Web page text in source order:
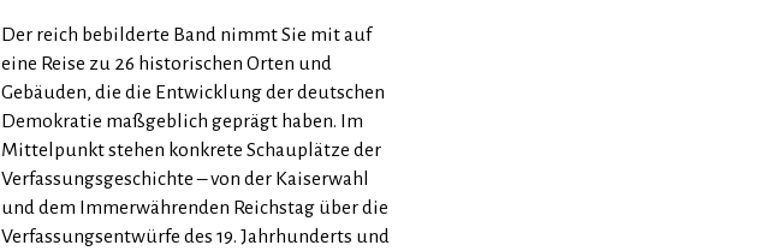
Der reich bebilderte Band nimmt Sie mit auf
eine Reise zu 26 historischen Orten und
Gebäuden, die die Entwicklung der deutschen
Demokratie maßgeblich geprägt haben. Im
Mittelpunkt stehen konkrete Schauplätze der
Verfassungsgeschichte – von der Kaiserwahl
und dem Immerwährenden Reichstag über die
Verfassungsentwürfe des 19. Jahrhunderts und